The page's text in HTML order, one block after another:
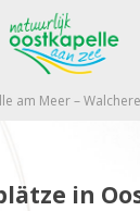
am Meer –
in